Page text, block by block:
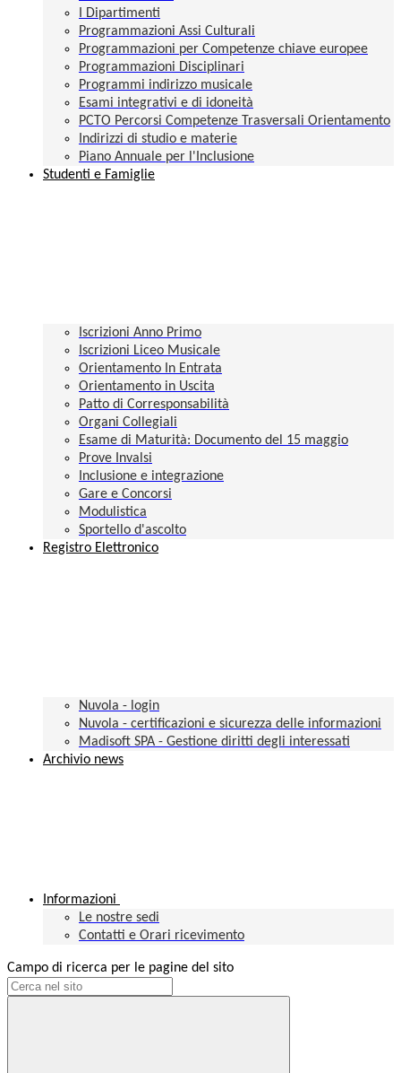
I Dipartimenti
Programmazioni Assi Culturali
Programmazioni per Competenze chiave europee
Programmazioni Disciplinari
Programmi indirizzo musicale
Esami integrativi e di idoneità
PCTO Percorsi Competenze Trasversali Orientamento
Indirizzi di studio e materie
Piano Annuale per l'Inclusione
Studenti e Famiglie
Iscrizioni Anno Primo
Iscrizioni Liceo Musicale
Orientamento In Entrata
Orientamento in Uscita
Patto di Corresponsabilità
Organi Collegiali
Esame di Maturità: Documento del 15 maggio
Prove Invalsi
Inclusione e integrazione
Gare e Concorsi
Modulistica
Sportello d'ascolto
Registro Elettronico
Nuvola - login
Nuvola - certificazioni e sicurezza delle informazioni
Madisoft SPA - Gestione diritti degli interessati
Archivio news
Informazioni
Le nostre sedi
Contatti e Orari ricevimento
Campo di ricerca per le pagine del sito